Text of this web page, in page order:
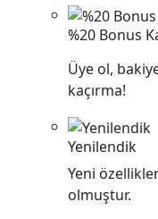
%20 Bonus
Üye ol,
kaçırma!
Yenilendik
Yeni
olmuştur.